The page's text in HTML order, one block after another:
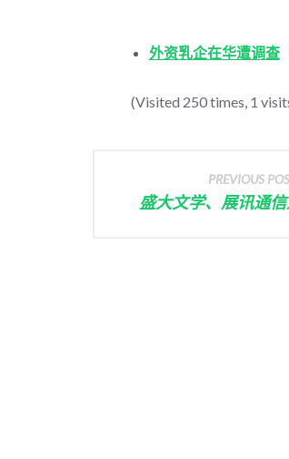
外资乳企在华遭调查
(Visited 250 times, 1
PREVIOUS
盛大文学、展讯通